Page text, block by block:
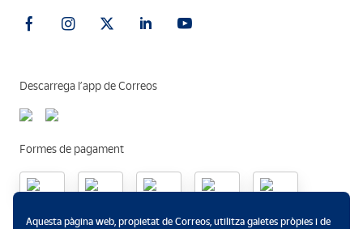
Descarrega l’app de Correos
Formes de pagament
Aquesta pàgina web, propietat de Correos, utilitza galetes pròpies i de